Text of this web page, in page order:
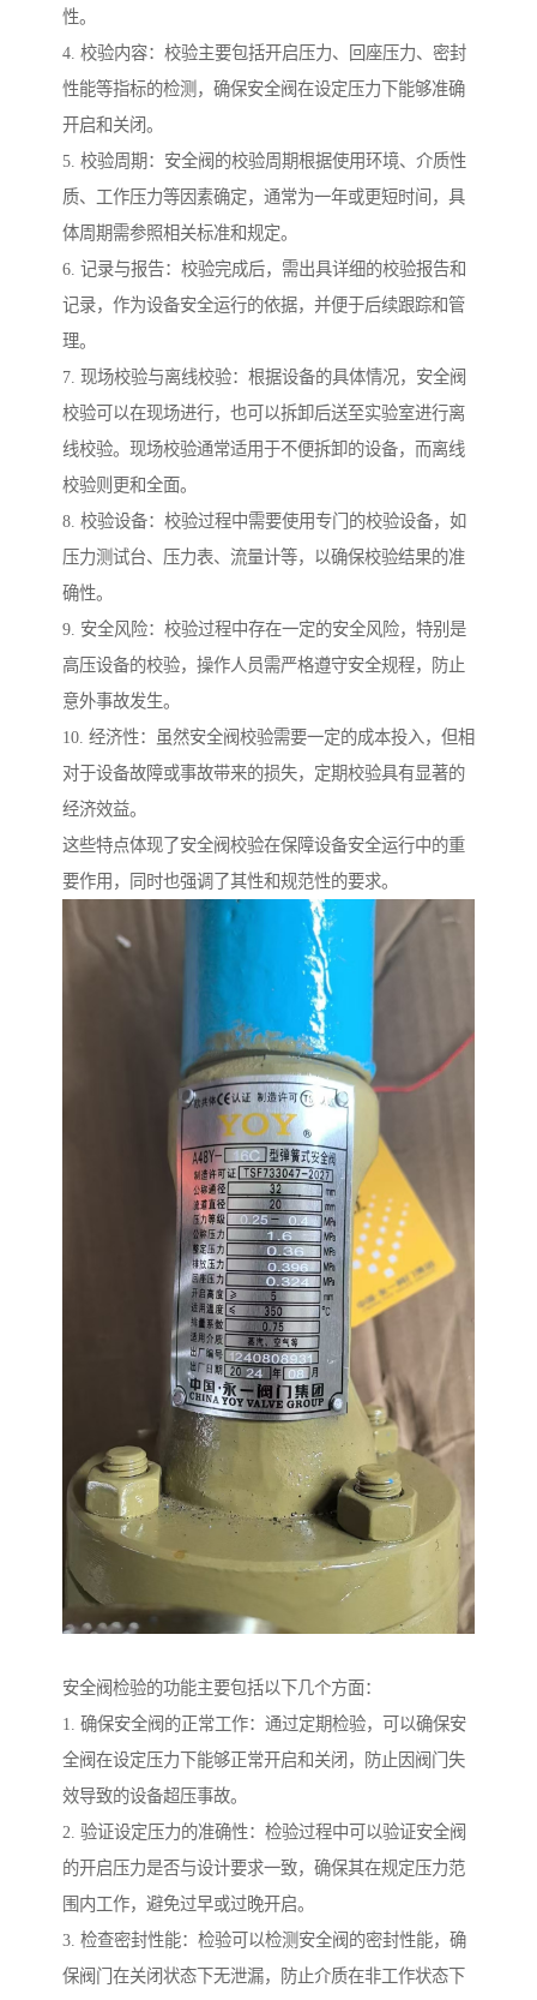
性。
4. 校验内容：校验主要包括开启压力、回座压力、密封
性能等指标的检测，确保安全阀在设定压力下能够准确
开启和关闭。
5. 校验周期：安全阀的校验周期根据使用环境、介质性
质、工作压力等因素确定，通常为一年或更短时间，具
体周期需参照相关标准和规定。
6. 记录与报告：校验完成后，需出具详细的校验报告和
记录，作为设备安全运行的依据，并便于后续跟踪和管
理。
7. 现场校验与离线校验：根据设备的具体情况，安全阀
校验可以在现场进行，也可以拆卸后送至实验室进行离
线校验。现场校验通常适用于不便拆卸的设备，而离线
校验则更和全面。
8. 校验设备：校验过程中需要使用专门的校验设备，如
压力测试台、压力表、流量计等，以确保校验结果的准
确性。
9. 安全风险：校验过程中存在一定的安全风险，特别是
高压设备的校验，操作人员需严格遵守安全规程，防止
意外事故发生。
10. 经济性：虽然安全阀校验需要一定的成本投入，但相
对于设备故障或事故带来的损失，定期校验具有显著的
经济效益。
这些特点体现了安全阀校验在保障设备安全运行中的重
要作用，同时也强调了其性和规范性的要求。
安全阀检验的功能主要包括以下几个方面：
1. 确保安全阀的正常工作：通过定期检验，可以确保安
全阀在设定压力下能够正常开启和关闭，防止因阀门失
效导致的设备超压事故。
2. 验证设定压力的准确性：检验过程中可以验证安全阀
的开启压力是否与设计要求一致，确保其在规定压力范
围内工作，避免过早或过晚开启。
3. 检查密封性能：检验可以检测安全阀的密封性能，确
保阀门在关闭状态下无泄漏，防止介质在非工作状态下